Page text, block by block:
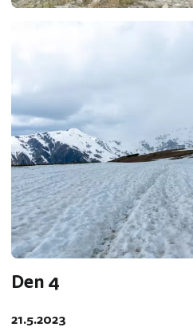
Den 4
21.5.2023